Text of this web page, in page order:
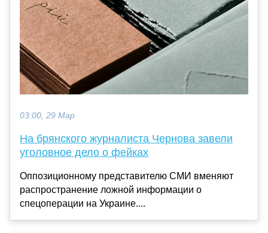
03:00, 29 Мар
На брянского журналиста Чернова завели
уголовное дело о фейках
Оппозиционному представителю СМИ вменяют
распространение ложной информации о
спецоперации на Украине....